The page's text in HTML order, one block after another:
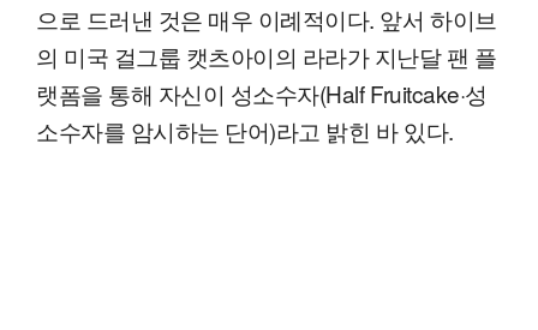
으로 드러낸 것은 매우 이례적이다. 앞서 하이브
의 미국 걸그룹 캣츠아이의 라라가 지난달 팬 플
랫폼을 통해 자신이 성소수자(Half Fruitcake·성
소수자를 암시하는 단어)라고 밝힌 바 있다.